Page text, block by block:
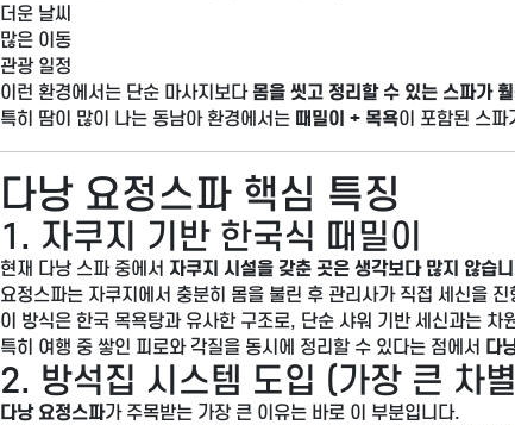
더운 날씨
많은 이동
관광 일정
이런 환경에서는 단순 마사지보다 몸을 씻고 정리할 수 있는 스파가
특히 땀이 많이 나는 동남아 환경에서는 때밀이 + 목욕이 포함된 스파
다낭 요정스파 핵심 특징
1. 자쿠지 기반 한국식 때밀이
현재 다낭 스파 중에서 자쿠지 시설을 갖춘 곳은 생각보다 많지 않습
요정스파는 자쿠지에서 충분히 몸을 불린 후 관리사가 직접 세신을
이 방식은 한국 목욕탕과 유사한 구조로, 단순 샤워 기반 세신과는 차
특히 여행 중 쌓인 피로와 각질을 동시에 정리할 수 있다는 점에서 다
2. 방석집 시스템 도입 (가장 큰 차
다낭 요정스파가 주목받는 가장 큰 이유는 바로 이 부분입니다.